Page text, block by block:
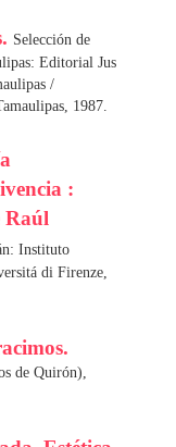
Selección de
Editorial Jus
/
1987.
:
Raúl
Instituto
di Firenze,
de Quirón),